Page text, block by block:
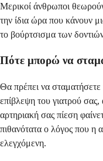
Μερικοί άνθρωποι
την ίδια ώρα που κάνουν
το βούρτσισμα των
Πότε μπορώ να
Θα πρέπει να σταματήσετε
επίβλεψη του γιατρού
αρτηριακή σας πίεση
πιθανότατα ο λόγος που η
ελεγχόμενη.